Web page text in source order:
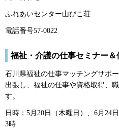
ふれあいセンター山びこ荘
電話番号57-0022
福祉・介護の仕事セミナー＆
石川県福祉の仕事マッチングサポ
出張し、福祉の仕事や資格取得、
す。
日時：5月20日（木曜日）、6月24
3時